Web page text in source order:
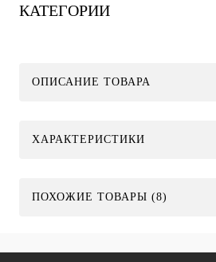
КАТЕГОРИИ
ОПИСАНИЕ ТОВАРА
ХАРАКТЕРИСТИКИ
ПОХОЖИЕ ТОВАРЫ (8)